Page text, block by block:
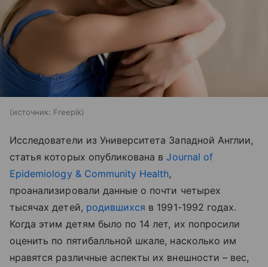
источник: Freepik
Исследователи из Университета Западной Англии,
статья которых опубликована вJournal of
Epidemiology & Community Health,
проанализировали данные о почти четырех
тысячах детей, родившихся в 1991-1992 годах.
Когда этим детям было по 14 лет, их попросили
оценить по пятибалльной шкале, насколько им
нравятся различные аспекты их внешности – вес,